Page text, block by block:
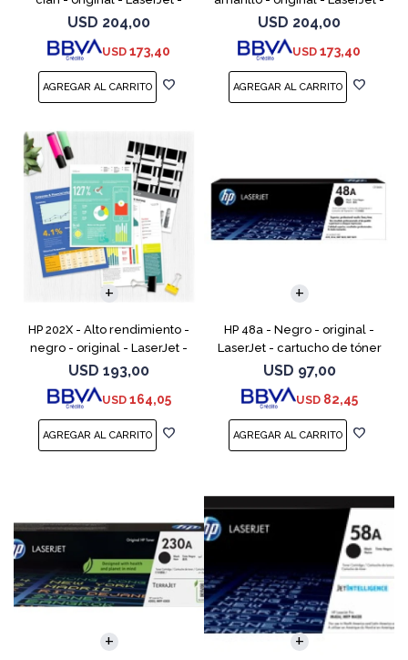
cartucho de tóner (CF501X) -
para Color LaserJet Pro
M254dw, M254nw, M
USD 204,00
USD 173,40
cartucho de tóner (CF502X) -
para Color LaserJet Pro
M254dw, M254n
USD 204,00
USD 173,40
HP 202X - Alto rendimiento -
negro - original - LaserJet -
cartucho de tóner (CF500X) -
para Color LaserJet Pro
M254dw, M254nw,
USD 193,00
USD 164,05
HP 48a - Negro - original -
LaserJet - cartucho de tóner
(CF248A) - para LaserJet Pro
M15a, MFP M28a, MFP M28w,
MFP M31w
USD 97,00
USD 82,45